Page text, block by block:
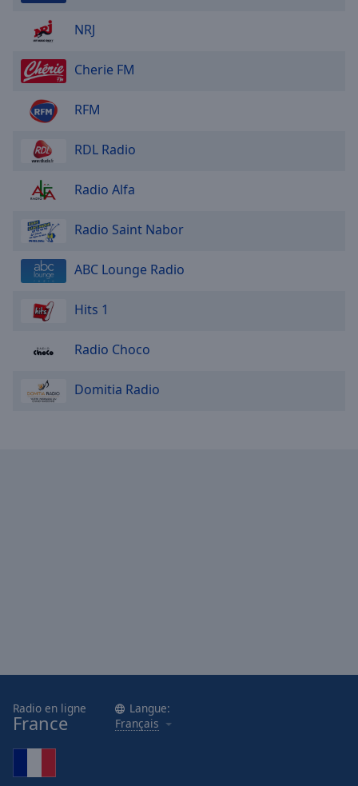
NRJ
Cherie FM
RFM
RDL Radio
Radio Alfa
Radio Saint Nabor
ABC Lounge Radio
Hits 1
Radio Choco
Domitia Radio
Radio en ligne
France
Langue:
Français